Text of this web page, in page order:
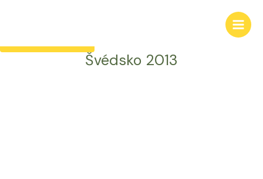
Švédsko 2013